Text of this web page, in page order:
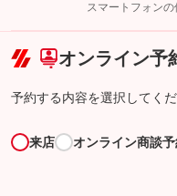
スマートフォン
オンライン予
予約する内容を選択してくだ
来店 オンライン商談